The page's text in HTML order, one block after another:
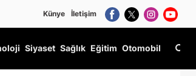
Künye İletişim
Siyaset Sağlık Eğitim Otomobil